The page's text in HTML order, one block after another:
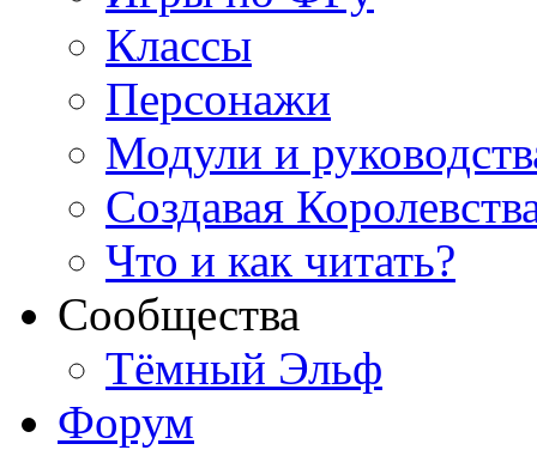
Классы
Персонажи
Модули и
Создавая
Что и как читать?
Сообщества
Тёмный Эльф
Форум